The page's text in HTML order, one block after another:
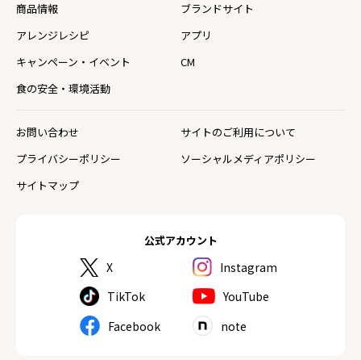
公式アカウント
X
Instagram
TikTok
YouTube
Facebook
note
商品情報
ブランドサイト
アレンジレシピ
アプリ
キャンペーン・イベント
CM
食の安全・環境活動
お問い合わせ
サイトのご利用について
プライバシーポリシー
ソーシャルメディアポリシー
サイトマップ